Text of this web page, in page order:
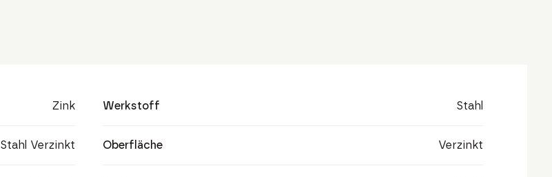
Zink
Stahl Verzinkt
Werkstoff Stahl
Oberfläche Verzinkt